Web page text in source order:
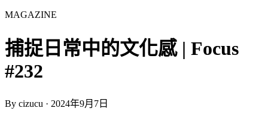
MAGAZINE
捕捉日常中的文化感 | Focus
#232
By cizucu · 2024年9月7日